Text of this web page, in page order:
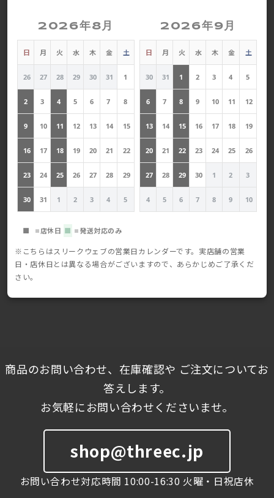
2026年8月
日 月 火 水 木 金 土
26 27 28 29 30 31 1
2 3 4 5 6 7 8
9 10 11 12 13 14 15
16 17 18 19 20 21 22
23 24 25 26 27 28 29
30 31 1 2 3 4 5
2026年9月
日 月 火 水 木 金 土
30 31 1 2 3 4 5
6 7 8 9 10 11 12
13 14 15 16 17 18 19
20 21 22 23 24 25 26
27 28 29 30 1 2 3
4 5 6 7 8 9 10
■ =店休日 ■ =発送対応のみ
※こちらはスリークウェブの営業日カレンダーです。実店舗の営業
日・店休日とは異なる場合がございますので、あらかじめご了承くだ
さい。
商品のお問い合わせ、在庫確認や ご注文についてお
答えします。
お気軽にお問い合わせくださいませ。
shop@threec.jp
お問い合わせ対応時間 10:00-16:30 火曜・日祝店休